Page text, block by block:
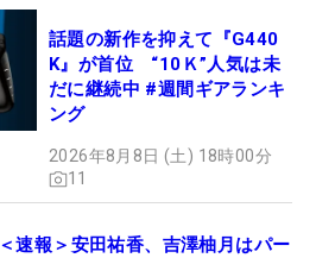
話題の新作を抑えて『G440
K』が首位 “10Ｋ”人気は未
だに継続中 #週間ギアランキ
ング
2026年8月8日 (土) 18時00分
11
＜速報＞安田祐香、吉澤柚月はパー